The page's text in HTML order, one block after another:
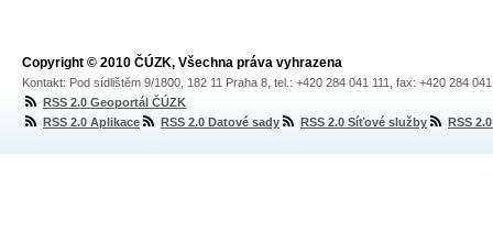
Copyright © 2010 ČÚZK, Všechna práva vyhrazena
Kontakt: Pod sídlištěm 9/1800, 182 11 Praha 8, tel.: +420 284 041 111, fax: +420 284
RSS 2.0 Geoportál ČÚZK
RSS 2.0 Aplikace
RSS 2.0 Datové sady RSS 2.0 Síťové služby RSS